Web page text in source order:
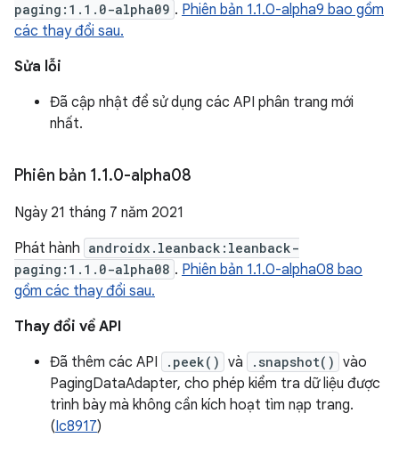
paging:1.1.0-alpha09 . Phiên bản 1.1.0-alpha9 bao gồm
các thay đổi sau.
Sửa lỗi
Đã cập nhật để sử dụng các API phân trang mới
nhất.
Phiên bản 1.1.0-alpha08
Ngày 21 tháng 7 năm 2021
Phát hành androidx.leanback:leanback-
paging:1.1.0-alpha08 . Phiên bản 1.1.0-alpha08 bao
gồm các thay đổi sau.
Thay đổi về API
Đã thêm các API
.peek() và .snapshot() vào
PagingDataAdapter, cho phép kiểm tra dữ liệu được
trình bày mà không cần kích hoạt tìm nạp trang.
(Ic8917)